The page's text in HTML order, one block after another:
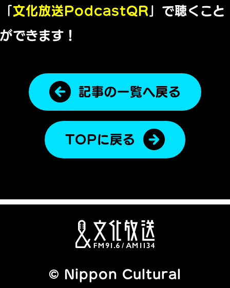
「文化放送PodcastQR 」で聴くこと
ができます！
記事の一覧へ戻る
TOPに戻る
© Nippon Cultural